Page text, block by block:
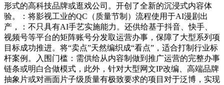
形式的高科技品牌或逛戏公司。开创了全新的沉浸式内容体
验。：将影视工业的QC（质量节制）流程使用于AI漫剧出
产，：不只具有AI手艺实施能力。还供给基于抖音、快手、
视频号等平台的矩阵账号分发取运营办事，保障了大型系列项
目标成功推进。将“卖点”天然编织成“看点”，适合打制行业标
杆案例。入围门槛：需供给从内容制做到推广运营的完整办事
链条或明白合做模式，此外，针对大型网文IP改编、高端品牌
抽象片或对画面片子级质量有极致要求的项目对于泛博，实现